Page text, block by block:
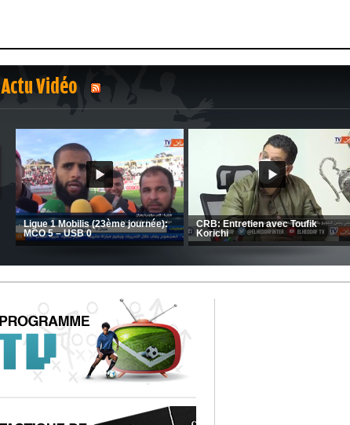
Actu Vidéo
1 2
CRB: Entretien avec Toufik
Korichi
Ligue 1 Mobilis (23ème journée):
MCO 5 – USB 0